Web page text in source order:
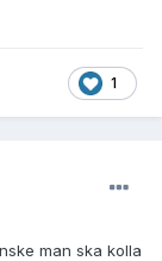
1
man ska kolla